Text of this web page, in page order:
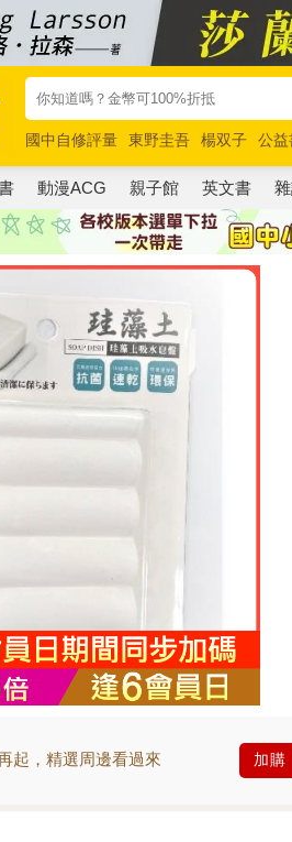
國中自修評量 東野圭吾 楊双子 公益
唯紅花綻放
奧德賽 路邊攤新作 馬斯
動漫ACG 親子館 英文書
起，精選周邊看過來 加購